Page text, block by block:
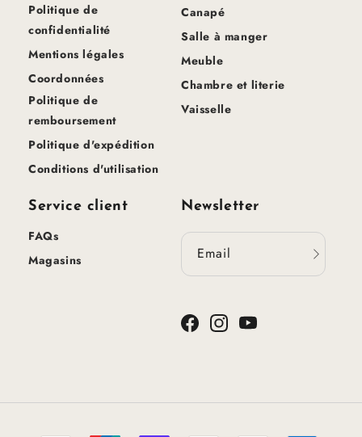
Politique de
confidentialité
Mentions légales
Coordonnées
Politique de
remboursement
Politique d'expédition
Conditions d'utilisation
Canapé
Salle à manger
Meuble
Chambre et literie
Vaisselle
Service client
FAQs
Magasins
Newsletter
Email
FacebookInstagramYouTube